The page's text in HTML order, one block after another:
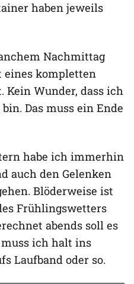
haben jeweils
Nachmittag
eines kompletten
Wunder, dass ich
Das muss ein Ende
habe ich immerhin
auch den Gelenken
Blöderweise ist
Frühlingswetters
abends soll es
ich halt ins
Laufband oder so.